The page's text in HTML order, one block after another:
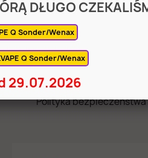
KOSZTY WYSYŁKI
ODBIERZ KOD NA URZĄDZENIA
Polityka bezpieczeństwa
DŁUGO
Q Sonder/Wenax
Q Sonder/Wenax
29.07.2026